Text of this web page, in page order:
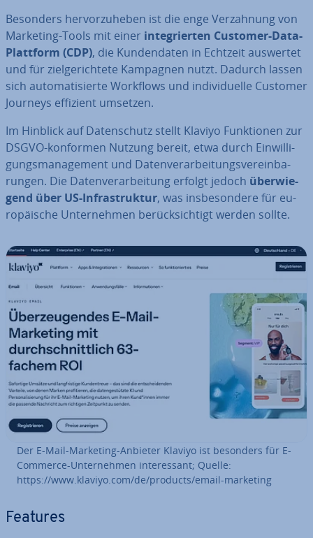
Besonders her­vor­zu­he­ben ist die enge Ver­zah­nung von
Marketing-Tools mit einer in­te­grier­ten Customer-Data-
Plattform (CDP), die Kun­den­da­ten in Echtzeit auswertet
und für ziel­ge­rich­te­te Kampagnen nutzt. Dadurch lassen
sich au­to­ma­ti­sier­te Workflows und in­di­vi­du­el­le Customer
Journeys effizient umsetzen.
Im Hinblick auf Da­ten­schutz stellt Klaviyo Funk­tio­nen zur
DSGVO-konformen Nutzung bereit, etwa durch Ein­wil­li­
gungs­ma­nage­ment und Da­ten­ver­ar­bei­tungs­ver­ein­ba­
run­gen. Die Da­ten­ver­ar­bei­tung erfolgt jedoch über­wie­
gend über US-In­fra­struk­tur, was ins­be­son­de­re für eu­
ro­päi­sche Un­ter­neh­men be­rück­sich­tigt werden sollte.
Der E-Mail-Marketing-Anbieter Klaviyo ist besonders für E-
Commerce-Un­ter­neh­men in­ter­es­sant; Quelle:
https://www.klaviyo.com/de/products/email-marketing
Features